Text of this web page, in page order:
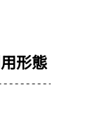
形態